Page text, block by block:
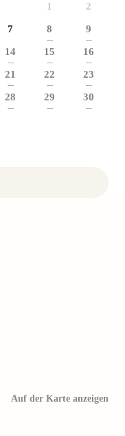
1 2
7 8
---
9
---
14
---
15
---
16
---
21
---
22
---
23
---
28
---
29
---
30
---
Auf der Karte anzeigen